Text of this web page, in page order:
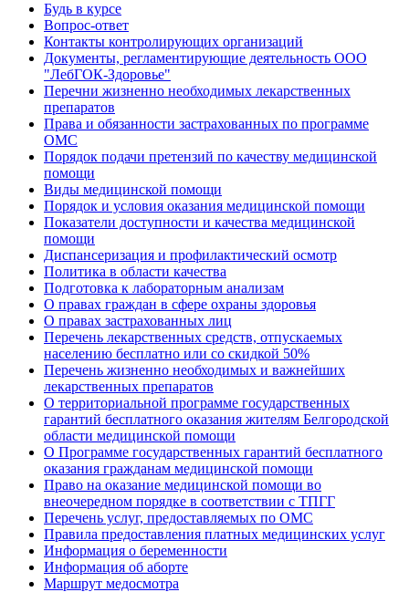
Будь в курсе
Вопрос-ответ
Контакты контролирующих организаций
Документы, регламентирующие деятельность ООО
"ЛебГОК-Здоровье"
Перечни жизненно необходимых лекарственных
препаратов
Права и обязанности застрахованных по программе
ОМС
Порядок подачи претензий по качеству медицинской
помощи
Виды медицинской помощи
Порядок и условия оказания медицинской помощи
Показатели доступности и качества медицинской
помощи
Диспансеризация и профилактический осмотр
Политика в области качества
Подготовка к лабораторным анализам
О правах граждан в сфере охраны здоровья
О правах застрахованных лиц
Перечень лекарственных средств, отпускаемых
населению бесплатно или со скидкой 50%
Перечень жизненно необходимых и важнейших
лекарственных препаратов
О территориальной программе государственных
гарантий бесплатного оказания жителям Белгородской
области медицинской помощи
О Программе государственных гарантий бесплатного
оказания гражданам медицинской помощи
Право на оказание медицинской помощи во
внеочередном порядке в соответствии с ТПГГ
Перечень услуг, предоставляемых по ОМС
Правила предоставления платных медицинских услуг
Информация о беременности
Информация об аборте
Маршрут медосмотра